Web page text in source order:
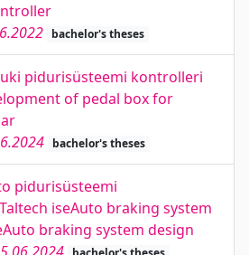
bachelor's theses
pidurisüsteemi kontrolleri
of pedal box for
bachelor's theses
pidurisüsteemi
iseAuto braking system
braking system design